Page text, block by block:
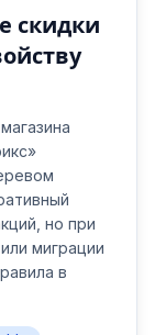
скидки
но при
миграции
в